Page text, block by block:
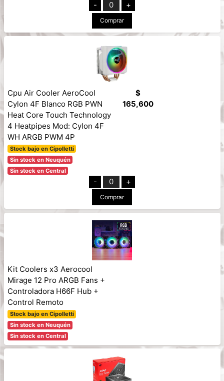
- 0 +
Comprar
Cpu Air Cooler AeroCool
Cylon 4F Blanco RGB PWN
Heat Core Touch Technology
4 Heatpipes Mod: Cylon 4F
WH ARGB PWM 4P
Stock bajo en Cipolletti
Sin stock en Neuquén
Sin stock en Central
$
165,600
- 0 +
Comprar
Kit Coolers x3 Aerocool
Mirage 12 Pro ARGB Fans +
Controladora H66F Hub +
Control Remoto
Stock bajo en Cipolletti
Sin stock en Neuquén
Sin stock en Central